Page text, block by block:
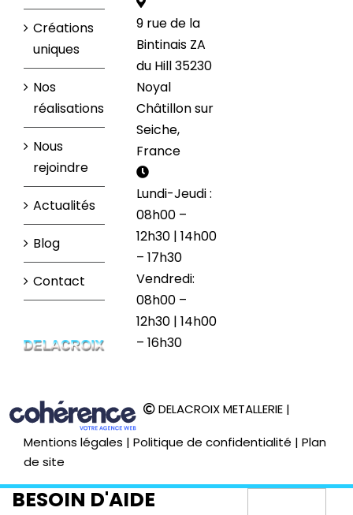
Créations
uniques
Nos
réalisations
Nous
rejoindre
Actualités
Blog
Contact
9 rue de la
Bintinais ZA
du Hill 35230
Noyal
Châtillon sur
Seiche,
France
Lundi-Jeudi :
08h00 –
12h30 | 14h00
– 17h30
Vendredi:
08h00 –
12h30 | 14h00
– 16h30
DELACROIX METALLERIE |
Mentions légales | Politique de confidentialité | Plan
de site
BESOIN D'AIDE